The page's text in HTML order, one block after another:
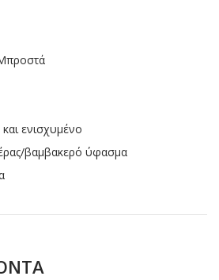
ενισχυμένο
βαμβακερό ύφασμα